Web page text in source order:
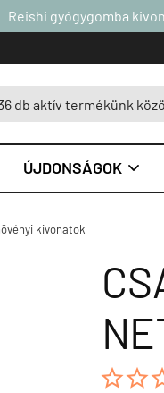
Reishi gyógygomba
ÚJDONSÁGOK 
kivonatok
